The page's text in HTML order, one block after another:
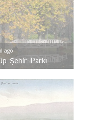
ago
Şehir Parkı